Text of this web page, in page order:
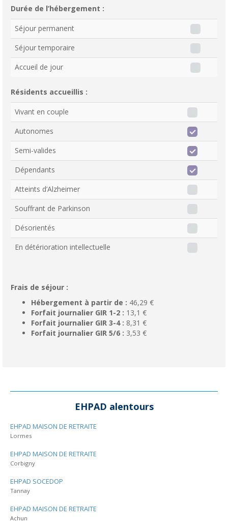
Durée de l’hébergement :
Séjour permanent
Séjour temporaire
Accueil de jour
Résidents accueillis :
Vivant en couple
Autonomes
Semi-valides
Dépendants
Atteints d’Alzheimer
Souffrant de Parkinson
Désorientés
En détérioration intellectuelle
Frais de séjour :
Hébergement à partir de : 46,29 €
Forfait journalier GIR 1-2 : 13,1 €
Forfait journalier GIR 3-4 : 8,31 €
Forfait journalier GIR 5/6 : 3,53 €
EHPAD alentours
EHPAD MAISON DE RETRAITE
Lormes
EHPAD MAISON DE RETRAITE
Corbigny
EHPAD SOCEDOP
Tannay
EHPAD MAISON DE RETRAITE
Achun